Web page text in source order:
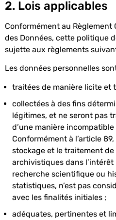
2. Lois applicables
Conformément au Règlement
des Données, cette politique
sujette aux règlements
Les données personnelles
traitées de manière licite et
collectées à des fins
légitimes, et ne seront pas
d’une manière
Conformément à l’article
stockage et le traitement
archivistiques dans
recherche scientifique ou
statistiques, n’est pas
avec les finalités initiales ;
adéquates, pertinentes et